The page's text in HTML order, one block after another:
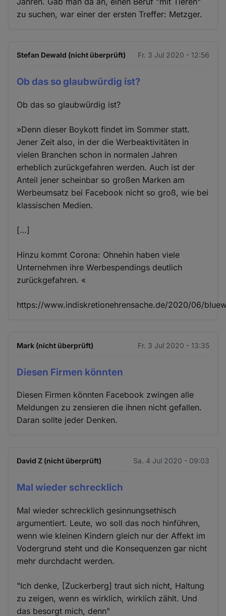
zu suchen, war einer der ersten Treffer: Metzger.
Stefan Dewald (nicht überprüft) Fr. 3 Jul 2020 - 12:56
Ob das so glaubwürdig ist?
Ob das so glaubwürdig ist?
»Denn dieser Boykott findet im Sommer statt.
Jener Zeit also, in der die Werbeaktivitäten in
vielen Branchen schon in normalen Jahren
erheblich zurückgefahren werden. Auch ist der
Anteil jener scheinbar so großen Marken am
Werbeumsatz bei Facebook nicht so groß, wie bei
klassischen Medien.
[…]
Hinzu kommt Corona: Ohnehin haben viele
Unternehmen ihre Werbespendings deutlich
zurückgefahren. «
https://www.indiskretionehrensache.de/2020/06/
Mark (nicht überprüft) Fr. 3 Jul 2020 - 13:35
Diesen Firmen könnten
Diesen Firmen könnten Facebook zwingen alle
Meldungen zu zensieren die ihnen nicht gefallen.
Daran sollte jeder Denken.
David Z (nicht überprüft) Sa. 4 Jul 2020 - 09:03
Mal wieder schrecklich
Mal wieder schrecklich gesinnungsethisch
argumentiert. Leute, wo soll das noch hinführen,
wenn wie kleinen Kindern gleich nur der Affekt im
Vodergrund steht und die Konsequenzen gar nicht
mehr durchdacht werden.
"Ich denke, [Zuckerberg] traut sich nicht, Haltung
zu zeigen, wenn es wirklich, wirklich zählt. Und
das besorgt mich, denn"